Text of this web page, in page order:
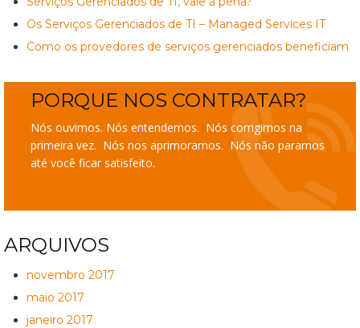
Os Serviços Gerenciados de TI – Managed Services IT
Como os provedores de serviços gerenciados beneficiam
PORQUE NOS CONTRATAR?
Nós ouvimos. Nós entendemos. Nós corrigimos na
primeira vez. Nós nos aprimoramos. Nós não paramos
até você ficar satisfeito.
ARQUIVOS
novembro 2017
maio 2017
janeiro 2017